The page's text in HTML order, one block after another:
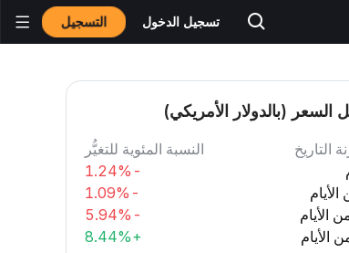
تسجيل الدخول التسجيل
(بالدولار الأمريكي)
التاريخ
النسبة المئوية للتغيُّر
-1.24%
-1.09%
-5.94%
+8.44%